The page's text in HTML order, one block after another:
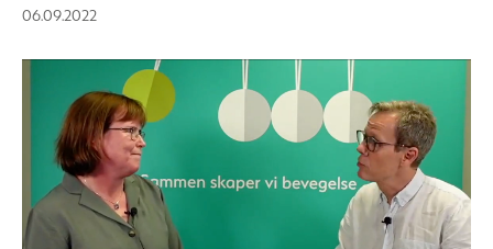
06.09.2022